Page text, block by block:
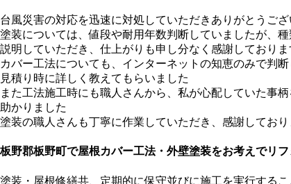
台風災害の対応を迅速に対処していただきありがとうござ
塗装については、値段や耐用年数判断していましたが、
説明していただき、仕上がりも申し分なく感謝しておりま
カバー工法についても、インターネットの知恵のみで判
見積り時に詳しく教えてもらいました
また工法施工時にも職人さんから、私が心配していた事
助かりました
塗装の職人さんも丁寧に作業していただき、感謝しており
板野郡板野町で屋根カバー工法・外壁塗装をお考えでリ
塗装・屋根修繕共、定期的に保守並びに施工を実行する